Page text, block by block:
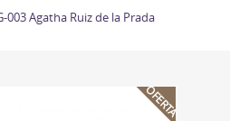
003 Agatha Ruiz de la Prada
OFERTA